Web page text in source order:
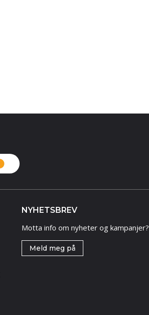
NYHETSBREV
Motta info om nyheter og kampanjer?
Meld meg på